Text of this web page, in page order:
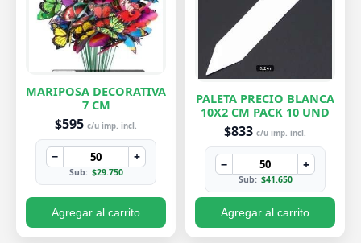
MARIPOSA DECORATIVA
7 CM
$595 c/u imp. incl.
− +
Sub: $29.750
Agregar al carrito
PALETA PRECIO BLANCA
10X2 CM PACK 10 UND
$833 c/u imp. incl.
− +
Sub: $41.650
Agregar al carrito